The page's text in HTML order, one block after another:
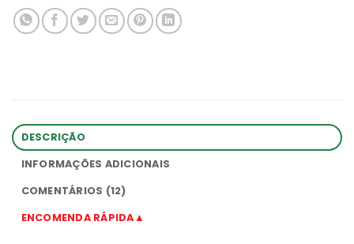
DESCRIÇÃO
INFORMAÇÕES ADICIONAIS
COMENTÁRIOS (12)
ENCOMENDA RÁPIDA▲